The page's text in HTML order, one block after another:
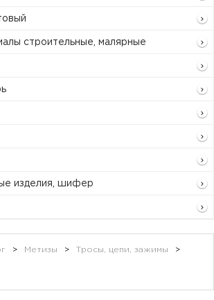
строительные, малярные
изделия, шифер
> Метизы > Тросы, цепи, зажимы >